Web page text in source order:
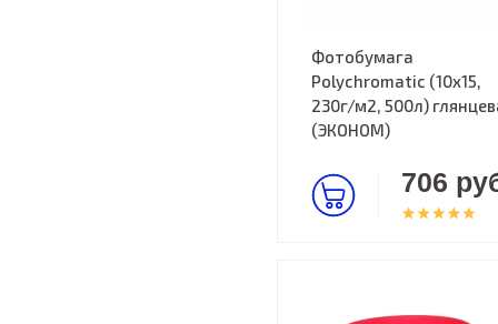
Фотобумага
Polychromatic (10x15,
230г/м2, 500л)
(ЭКОНОМ)
706